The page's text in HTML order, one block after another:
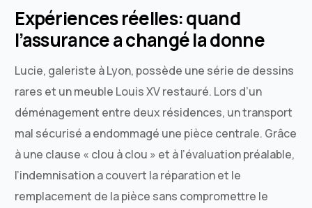
Expériences réelles: quand
l’assurance a changé la donne
Lucie, galeriste à Lyon, possède une série de dessins
rares et un meuble Louis XV restauré. Lors d’un
déménagement entre deux résidences, un transport
mal sécurisé a endommagé une pièce centrale. Grâce
à une clause « clou à clou » et à l’évaluation préalable,
l’indemnisation a couvert la réparation et le
remplacement de la pièce sans compromettre le